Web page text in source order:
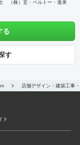
（株）玄・ベルトー・進来
る
す
店舗デザイン・建築工事
ト